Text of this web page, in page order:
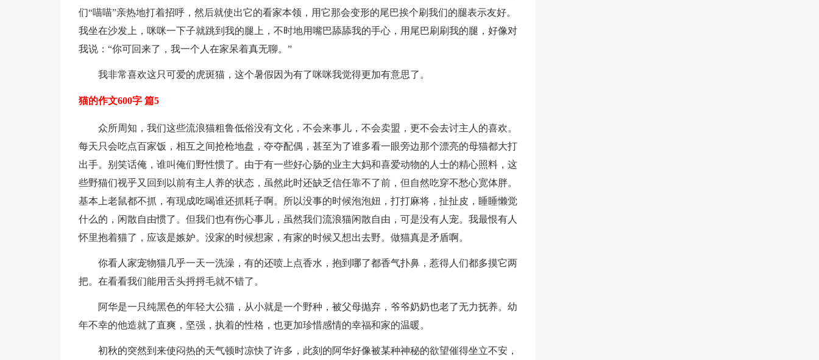
们“喵喵”亲热地打着招呼，然后就使出它的看家本领，用它那会变形的尾巴挨个刷我们的腿表示友好。
我坐在沙发上，咪咪一下子就跳到我的腿上，不时地用嘴巴舔舔我的手心，用尾巴刷刷我的腿，好像对
我说：“你可回来了，我一个人在家呆着真无聊。”
我非常喜欢这只可爱的虎斑猫，这个暑假因为有了咪咪我觉得更加有意思了。
猫的作文600字 篇5
众所周知，我们这些流浪猫粗鲁低俗没有文化，不会来事儿，不会卖盟，更不会去讨主人的喜欢。
每天只会吃点百家饭，相互之间抢枪地盘，夺夺配偶，甚至为了谁多看一眼旁边那个漂亮的母猫都大打
出手。别笑话俺，谁叫俺们野性惯了。由于有一些好心肠的业主大妈和喜爱动物的人士的精心照料，这
些野猫们视乎又回到以前有主人养的状态，虽然此时还缺乏信任靠不了前，但自然吃穿不愁心宽体胖。
基本上老鼠都不抓，有现成吃喝谁还抓耗子啊。所以没事的时候泡泡妞，打打麻将，扯扯皮，睡睡懒觉
什么的，闲散自由惯了。但我们也有伤心事儿，虽然我们流浪猫闲散自由，可是没有人宠。我最恨有人
怀里抱着猫了，应该是嫉妒。没家的时候想家，有家的时候又想出去野。做猫真是矛盾啊。
你看人家宠物猫几乎一天一洗澡，有的还喷上点香水，抱到哪了都香气扑鼻，惹得人们都多摸它两
把。在看看我们能用舌头捋捋毛就不错了。
阿华是一只纯黑色的年轻大公猫，从小就是一个野种，被父母抛弃，爷爷奶奶也老了无力抚养。幼
年不幸的他造就了直爽，坚强，执着的性格，也更加珍惜感情的幸福和家的温暖。
初秋的突然到来使闷热的天气顿时凉快了许多，此刻的阿华好像被某种神秘的欲望催得坐立不安，